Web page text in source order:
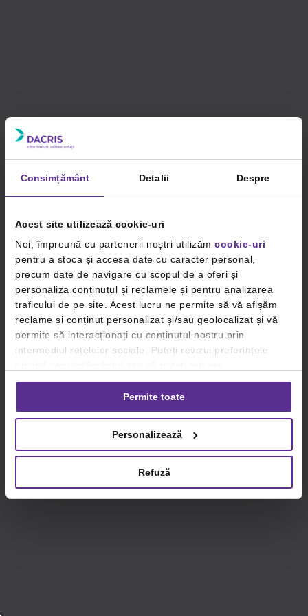
Consimțământ Detalii Despre
Acest site utilizează cookie-uri
Noi, împreună cu partenerii noștri utilizăm cookie-uri
pentru a stoca și accesa date cu caracter personal,
precum date de navigare cu scopul de a oferi și
personaliza conținutul și reclamele și pentru analizarea
traficului de pe site. Acest lucru ne permite să vă afișăm
reclame și conținut personalizat și/sau geolocalizat și vă
permite să interacționați cu conținutul nostru prin
intermediul rețelelor sociale. Puteți revizui preferințele
consimțământul oricând, făcând click pe linkul către
setările dvs. de cookie-uri.
privind utilizarea modulelor cookie.Detalii
Permite toate
Personalizează
Refuză